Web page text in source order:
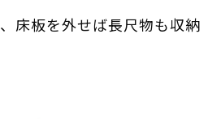
床板を外せば長尺物も収納